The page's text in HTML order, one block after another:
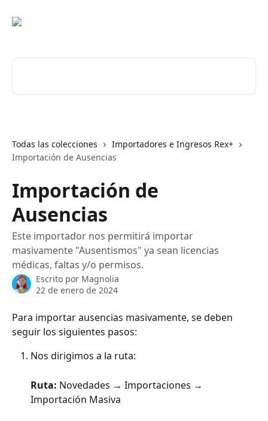
Todas las colecciones
Importadores e Ingresos Rex+
Importación de Ausencias
Importación de
Ausencias
Este importador nos permitirá importar
masivamente "Ausentismos" ya sean licencias
médicas, faltas y/o permisos.
Escrito por Magnolia
22 de enero de 2024
Para importar ausencias masivamente, se deben
seguir los siguientes pasos:
Nos dirigimos a la ruta:
Ruta: Novedades → Importaciones →
Importación Masiva